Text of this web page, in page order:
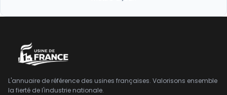
L'annuaire de référence des usines françaises. Valorisons ensemble
la fierté de l'industrie nationale.